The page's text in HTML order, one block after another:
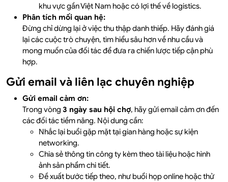
khu vực gần Việt Nam hoặc có lợi thế về logistics.
Phân tích mối quan hệ:
Đừng chỉ dừng lại ở việc thu thập danh thiếp. Hãy đánh giá
lại các cuộc trò chuyện, tìm hiểu sâu hơn về nhu cầu và
mong muốn của đối tác để đưa ra chiến lược tiếp cận phù
hợp.
Gửi email và liên lạc chuyên nghiệp
Gửi email cảm ơn:
Trong vòng 3 ngày sau hội chợ, hãy gửi email cảm ơn đến
các đối tác tiềm năng. Nội dung cần:
Nhắc lại buổi gặp mặt tại gian hàng hoặc sự kiện
networking.
Chia sẻ thông tin công ty kèm theo tài liệu hoặc hình
ảnh sản phẩm chi tiết.
Đề xuất bước tiếp theo, như buổi họp online hoặc thử